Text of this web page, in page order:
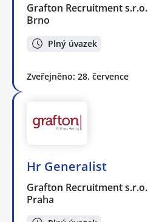
Grafton Recruitment s.r.o.
Brno
Plný úvazek
Zveřejněno: 28. července
Hr Generalist
Grafton Recruitment s.r.o.
Praha